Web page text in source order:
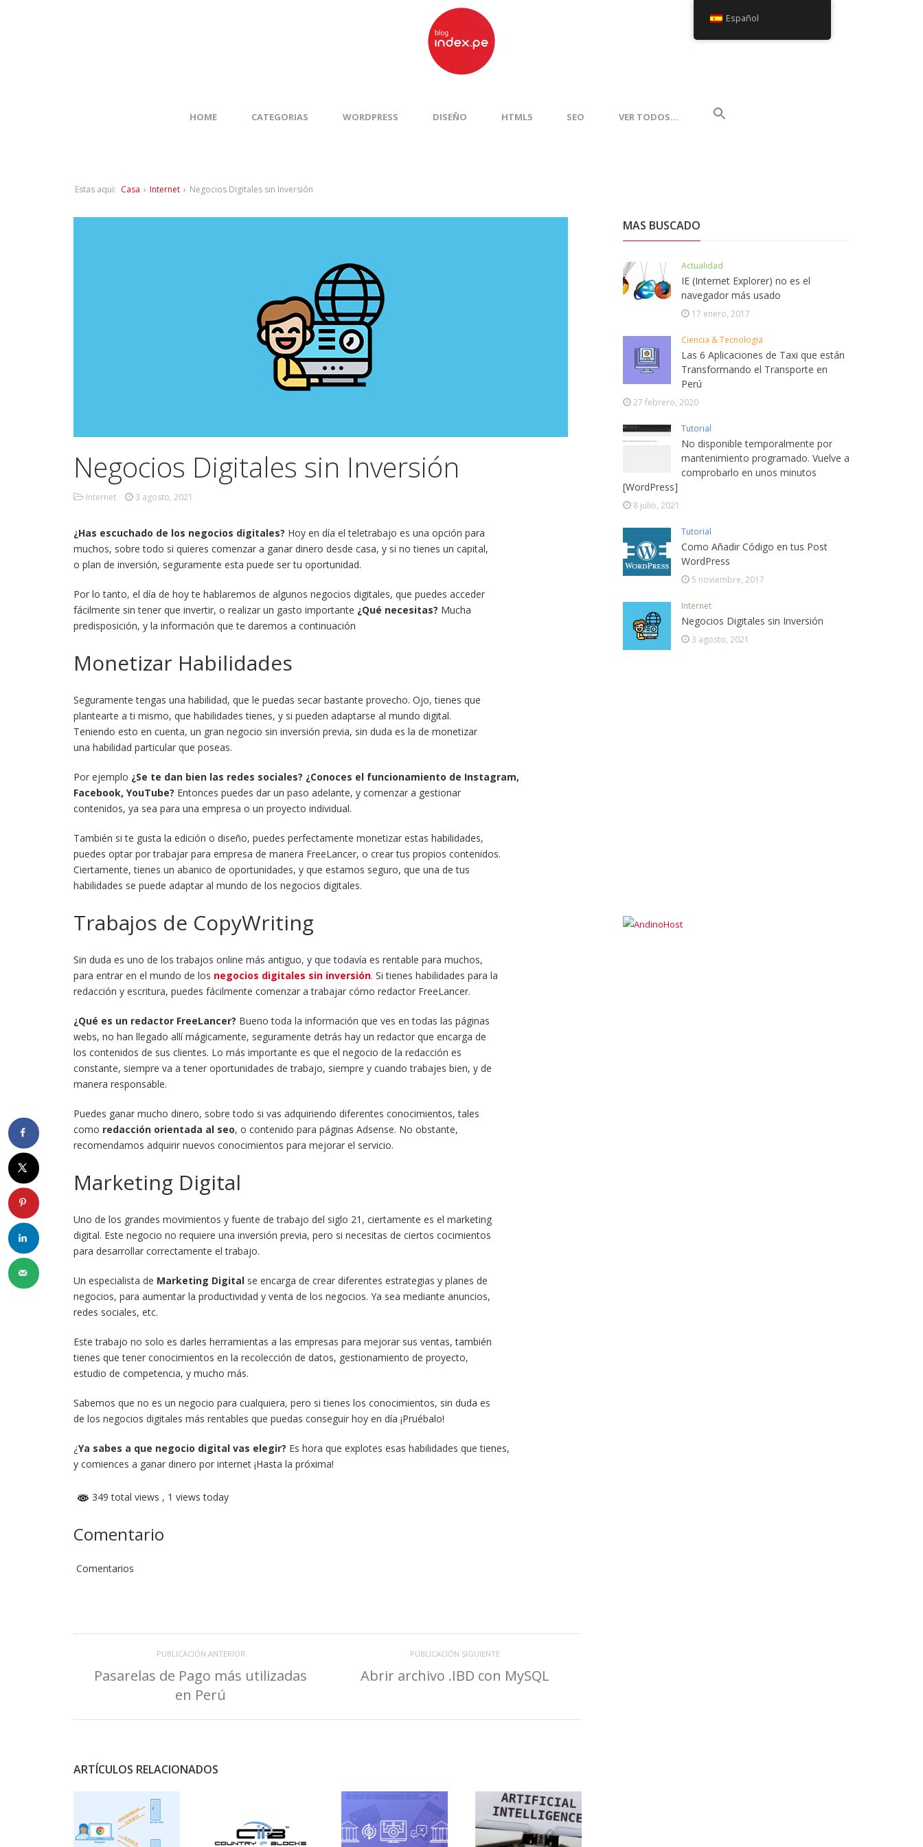
HOME CATEGORIAS WORDPRESS DISEÑO HTML5 SEO VER TODOS…
Estas aqui: Casa › Internet › Negocios Digitales sin Inversión
Negocios Digitales sin Inversión
Internet 3 agosto, 2021
¿Has escuchado de los negocios digitales? Hoy en día el teletrabajo es una opción para
muchos, sobre todo si quieres comenzar a ganar dinero desde casa, y si no tienes un capital,
o plan de inversión, seguramente esta puede ser tu oportunidad.
Por lo tanto, el día de hoy te hablaremos de algunos negocios digitales, que puedes acceder
fácilmente sin tener que invertir, o realizar un gasto importante ¿Qué necesitas? Mucha
predisposición, y la información que te daremos a continuación
Monetizar Habilidades
Seguramente tengas una habilidad, que le puedas secar bastante provecho. Ojo, tienes que
plantearte a ti mismo, que habilidades tienes, y si pueden adaptarse al mundo digital.
Teniendo esto en cuenta, un gran negocio sin inversión previa, sin duda es la de monetizar
una habilidad particular que poseas.
Por ejemplo ¿Se te dan bien las redes sociales? ¿Conoces el funcionamiento de Instagram,
Facebook, YouTube? Entonces puedes dar un paso adelante, y comenzar a gestionar
contenidos, ya sea para una empresa o un proyecto individual.
También si te gusta la edición o diseño, puedes perfectamente monetizar estas habilidades,
puedes optar por trabajar para empresa de manera FreeLancer, o crear tus propios contenidos.
Ciertamente, tienes un abanico de oportunidades, y que estamos seguro, que una de tus
habilidades se puede adaptar al mundo de los negocios digitales.
Trabajos de CopyWriting
Sin duda es uno de los trabajos online más antiguo, y que todavía es rentable para muchos,
para entrar en el mundo de los negocios digitales sin inversión. Si tienes habilidades para la
redacción y escritura, puedes fácilmente comenzar a trabajar cómo redactor FreeLancer.
¿Qué es un redactor FreeLancer? Bueno toda la información que ves en todas las páginas
webs, no han llegado allí mágicamente, seguramente detrás hay un redactor que encarga de
los contenidos de sus clientes. Lo más importante es que el negocio de la redacción es
constante, siempre va a tener oportunidades de trabajo, siempre y cuando trabajes bien, y de
manera responsable.
Puedes ganar mucho dinero, sobre todo si vas adquiriendo diferentes conocimientos, tales
como redacción orientada al seo, o contenido para páginas Adsense. No obstante,
recomendamos adquirir nuevos conocimientos para mejorar el servicio.
Marketing Digital
Uno de los grandes movimientos y fuente de trabajo del siglo 21, ciertamente es el marketing
digital. Este negocio no requiere una inversión previa, pero si necesitas de ciertos cocimientos
para desarrollar correctamente el trabajo.
Un especialista de Marketing Digital se encarga de crear diferentes estrategias y planes de
negocios, para aumentar la productividad y venta de los negocios. Ya sea mediante anuncios,
redes sociales, etc.
Este trabajo no solo es darles herramientas a las empresas para mejorar sus ventas, también
tienes que tener conocimientos en la recolección de datos, gestionamiento de proyecto,
estudio de competencia, y mucho más.
Sabemos que no es un negocio para cualquiera, pero si tienes los conocimientos, sin duda es
de los negocios digitales más rentables que puedas conseguir hoy en día ¡Pruébalo!
¿Ya sabes a que negocio digital vas elegir? Es hora que explotes esas habilidades que tienes,
y comiences a ganar dinero por internet ¡Hasta la próxima!
349 total views , 1 views today
Comentario
Comentarios
PUBLICACIÓN ANTERIOR
Pasarelas de Pago más utilizadas
en Perú
PUBLICACIÓN SIGUIENTE
Abrir archivo .IBD con MySQL
ARTÍCULOS RELACIONADOS
MAS BUSCADO
Actualidad
IE (Internet Explorer) no es el
navegador más usado
17 enero, 2017
Ciencia & Tecnologia
Las 6 Aplicaciones de Taxi que están
Transformando el Transporte en
Perú
27 febrero, 2020
Tutorial
No disponible temporalmente por
mantenimiento programado. Vuelve a
comprobarlo en unos minutos
[WordPress]
8 julio, 2021
Tutorial
Como Añadir Código en tus Post
WordPress
5 noviembre, 2017
Internet
Negocios Digitales sin Inversión
3 agosto, 2021
Español